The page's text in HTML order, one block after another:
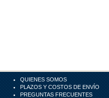
QUIENES SOMOS
PLAZOS Y COSTOS DE ENVÍO
PREGUNTAS FRECUENTES